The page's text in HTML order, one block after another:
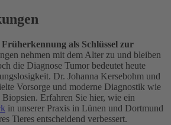
als Schlüssel zur
nehmen mit dem Alter zu und bleiben
die Diagnose Tumor bedeutet heute
Dr. Johanna Kersebohm und
Vorsorge und moderne Diagnostik wie
Erfahren Sie hier, wie ein
in unserer Praxis in Lünen und Dortmund
Tieres entscheidend verbessert.